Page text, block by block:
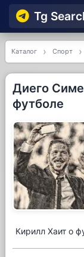
Tg
Каталог Спорт
Диего
футболе
Кирилл Хаит о